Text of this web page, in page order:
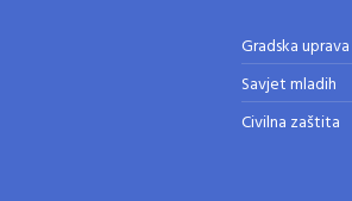
Gradska uprava
Savjet mladih
Civilna zaštita